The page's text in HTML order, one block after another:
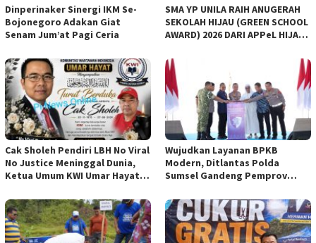
Dinperinaker Sinergi IKM Se-
Bojonegoro Adakan Giat
Senam Jum’at Pagi Ceria
SMA YP UNILA RAIH ANUGERAH
SEKOLAH HIJAU (GREEN SCHOOL
AWARD) 2026 DARI APPeL HIJAU
Cak Sholeh Pendiri LBH No Viral
No Justice Meninggal Dunia,
Ketua Umum KWI Umar Hayat
Wujudkan Layanan BPKB
Modern, Ditlantas Polda
Sumsel Gandeng Pemprov